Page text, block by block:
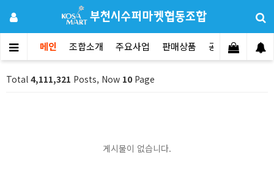
메인 조합소개 주요사업 판매상품 공지사항 문
Total 4,111,321 Posts, Now 10 Page
게시물이 없습니다.